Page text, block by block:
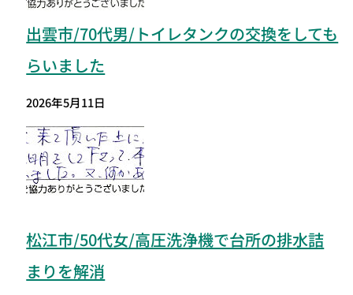
出雲市/70代男/トイレタンクの交換をしても
らいました
2026年5月11日
松江市/50代女/高圧洗浄機で台所の排水詰
まりを解消